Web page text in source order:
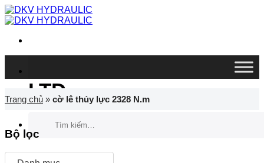
Chuyển
đến
dung
LTD
Trang chủ » cờ lê thủy lực 2328 N.m
Bộ lọc